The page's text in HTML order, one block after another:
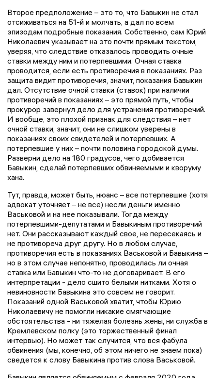
Второе предположение – это то, что Бавыкин не стал
отсиживаться на 51-й и молчать, а дал по всем
эпизодам подробные показания. Собственно, сам Юрий
Николаевич указывает на это почти прямым текстом,
уверяя, что следствие отказалось проводить очные
ставки между ним и потерпевшими. Очная ставка
проводится, если есть противоречия в показаниях. Раз
защита видит противоречия, значит, показания Бавыкин
дал. Отсутствие очной ставки (ставок) при наличии
противоречий в показаниях – это прямой путь, чтобы
прокурор завернул дело для устранения противоречий.
И вообще, это плохой признак для следствия – нет
очной ставки, значит, они не слишком уверены в
показаниях своих свидетелей и потерпевших. А
потерпевшие у них – почти половина городской думы.
Разверни дело на 180 градусов, чего добивается
Бавыкин, сделай потерпевших обвиняемыми и кворуму
хана.
Тут, правда, может быть, нюанс – все потерпевшие (хотя
адвокат уточняет – не все) несли деньги именно
Васьковой и на нее показывали. Тогда между
потерпевшими-депутатами и Бавыкиным противоречий
нет. Они рассказывают каждый свое, не пересекаясь и
не противореча друг другу. Но в любом случае,
противоречия есть в показаниях Васьковой и Бавыкина –
но в этом случае непонятно, проводилась ли очная
ставка или Бавыкин что-то не договаривает. В его
интерпретации - дело сшито белыми нитками. Хотя о
невиновности Бавыкина это совсем не говорит.
Показаний одной Васьковой хватит, чтобы Юрию
Николаевичу не помогли никакие смягчающие
обстоятельства - ни тяжелая болезнь жены, ни служба в
Кремлевском полку (это торжественный финал
интервью). Но может так случится, что вся фабула
обвинения (мы, конечно, об этом ничего не знаем пока)
сведется к слову Бавыкина против слова Васьковой.